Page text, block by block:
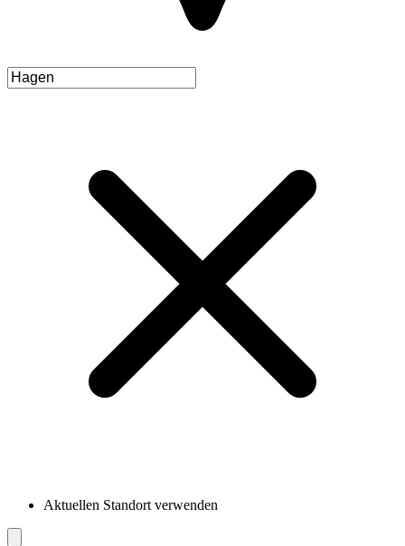
Aktuellen Standort verwenden